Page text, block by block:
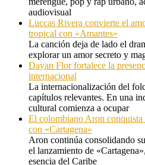
audiovisual
Luccas Rivera convierte el
tropical con «Amantes»
La canción deja de lado el
explorar un amor secreto y
Dayan Flor fortalece la
internacional
La internacionalización del
capítulos relevantes. En una
cultural comienza a ocupar
El colombiano Aron conquista
con «Cartagena»
Aron continúa consolidando
el lanzamiento de
esencia del Caribe